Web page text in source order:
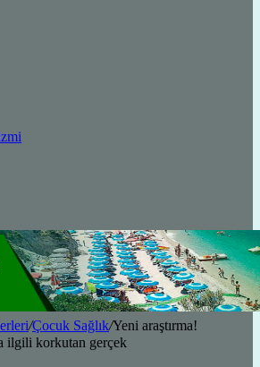
/Çocuk Sağlık/Yeni araştırma!
ilgili korkutan gerçek